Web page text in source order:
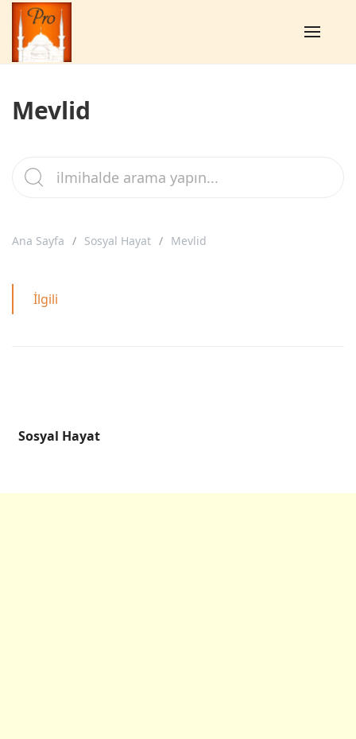
Mevlid
Ana Sayfa Sosyal Hayat Mevlid
İlgili
Sosyal Hayat